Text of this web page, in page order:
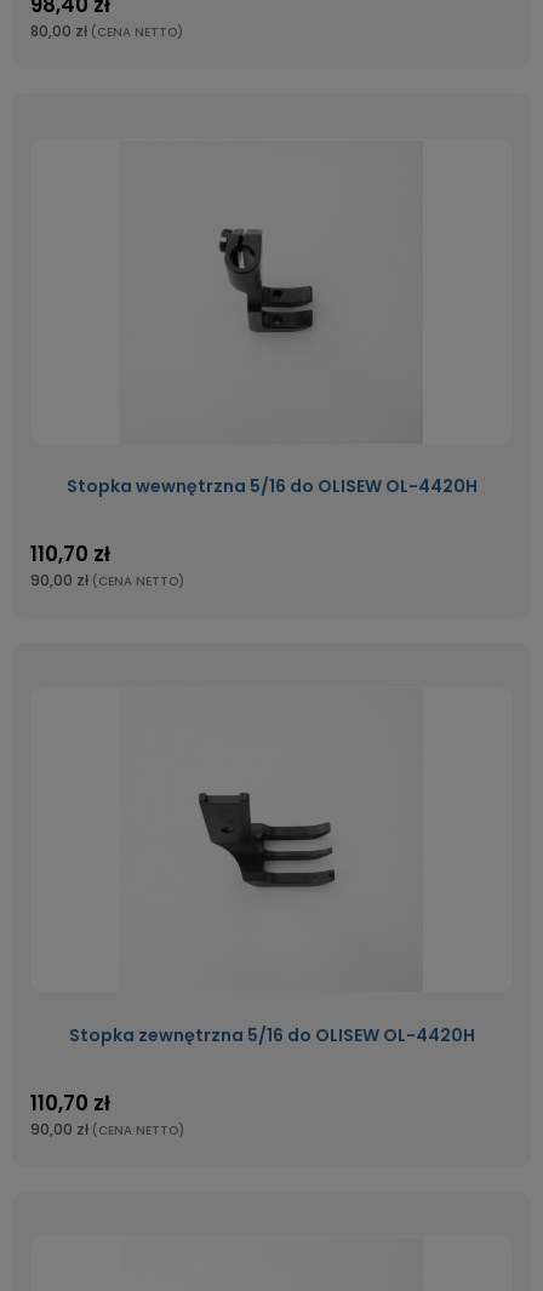
80,00 zł (CENA NETTO)
Stopka wewnętrzna 5/16 do OLISEW OL-4420H
110,70 zł
90,00 zł (CENA NETTO)
Stopka zewnętrzna 5/16 do OLISEW OL-4420H
110,70 zł
90,00 zł (CENA NETTO)